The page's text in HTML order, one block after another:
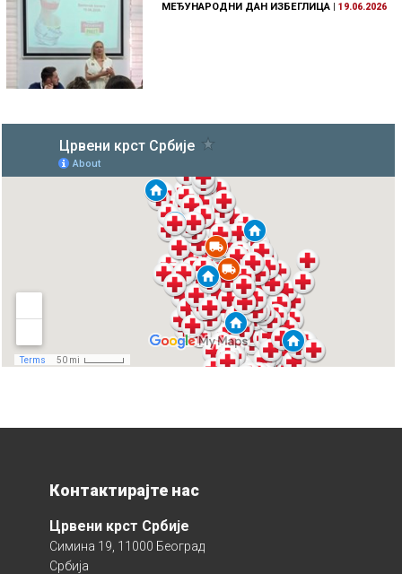
МЕЂУНАРОДНИ ДАН ИЗБЕГЛИЦА |19.06.2026
Контактирајте нас
Црвени крст Србије
Симина 19, 11000 Београд
Србија